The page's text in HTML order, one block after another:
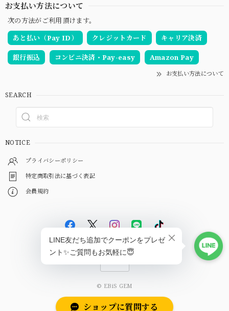
お支払い方法について
次の方法がご利用頂けます。
あと払い（Pay ID）
クレジットカード キャリア決済
銀行振込 コンビニ決済・Pay-easy Amazon Pay
お支払い方法について
SEARCH
NOTICE
プライバシーポリシー
特定商取引法に基づく表記
会員規約
© EBiS GEM
ショップに質問する